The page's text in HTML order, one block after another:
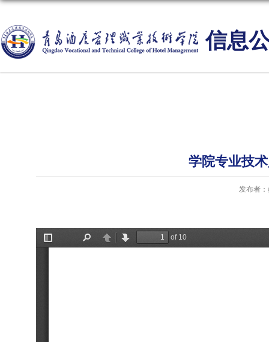
信息
学院专业技
发布者